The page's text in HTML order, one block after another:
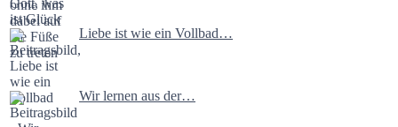
Liebe ist wie ein Vollbad…
Wir lernen aus der…